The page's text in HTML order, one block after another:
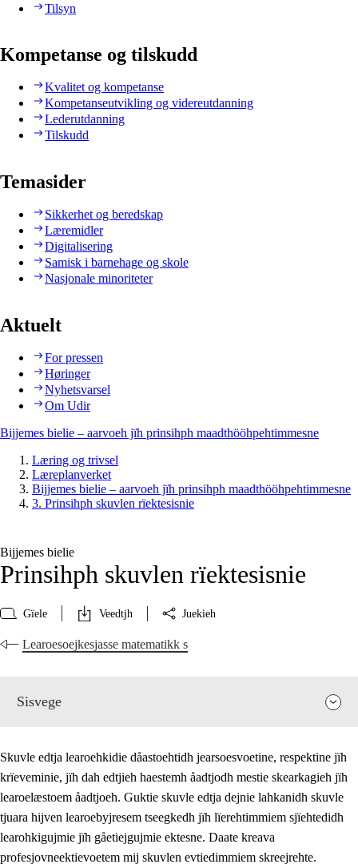
Tilsyn
Kompetanse og tilskudd
Kvalitet og kompetanse
Kompetanseutvikling og videreutdanning
Lederutdanning
Tilskudd
Temasider
Sikkerhet og beredskap
Læremidler
Digitalisering
Samisk i barnehage og skole
Nasjonale minoriteter
Aktuelt
For pressen
Høringer
Nyhetsvarsel
Om Udir
Bijjemes bielie – aarvoeh jïh prinsihph maadthööhpehtimmesne
Læring og trivsel
Læreplanverket
Bijjemes bielie – aarvoeh jïh prinsihph maadthööhpehtimmesne
3. Prinsihph skuvlen rïektesisnie
Bijjemes bielie
Prinsihph skuvlen rïektesisnie
Gïele Veedtjh Juekieh
Learoesoejkesjasse matematikk s
Sisvege
Skuvle edtja learoehkidie dåastoehtidh jearsoesvoetine, respektine jïh
krïeveminie, jïh dah edtjieh haestemh åadtjodh mestie skearkagieh jïh
learoelæstoem åadtjoeh. Guktie skuvle edtja dejnie lahkanidh skuvle
tjuara hijven learoebyjresem tseegkedh jïh lïerehtimmiem sjïehtedidh
learohkigujmie jïh gåetiejgujmie ektesne. Daate kreava
profesjovneektievoetem mij skuvlen evtiedimmiem skreejrehte.